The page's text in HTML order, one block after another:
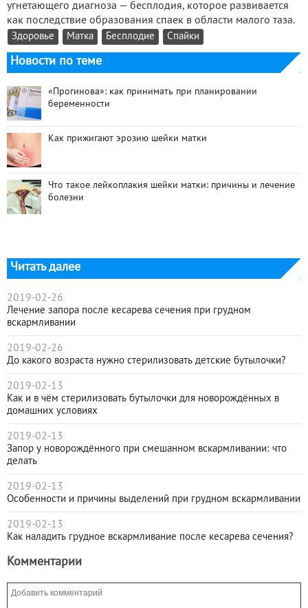
угнетающего диагноза — бесплодия, которое развивается
как последствие образования спаек в области малого таза.
Здоровье Матка Бесплодие Спайки
Новости по теме
«Прогинова»: как принимать при планировании
беременности
Как прижигают эрозию шейки матки
Что такое лейкоплакия шейки матки: причины и лечение
болезни
Читать далее
2019-02-26
Лечение запора после кесарева сечения при грудном
вскармливании
2019-02-26
До какого возраста нужно стерилизовать детские бутылочки?
2019-02-13
Как и в чём стерилизовать бутылочки для новорождённых в
домашних условиях
2019-02-13
Запор у новорождённого при смешанном вскармливании: что
делать
2019-02-13
Особенности и причины выделений при грудном вскармливании
2019-02-13
Как наладить грудное вскармливание после кесарева сечения?
Комментарии